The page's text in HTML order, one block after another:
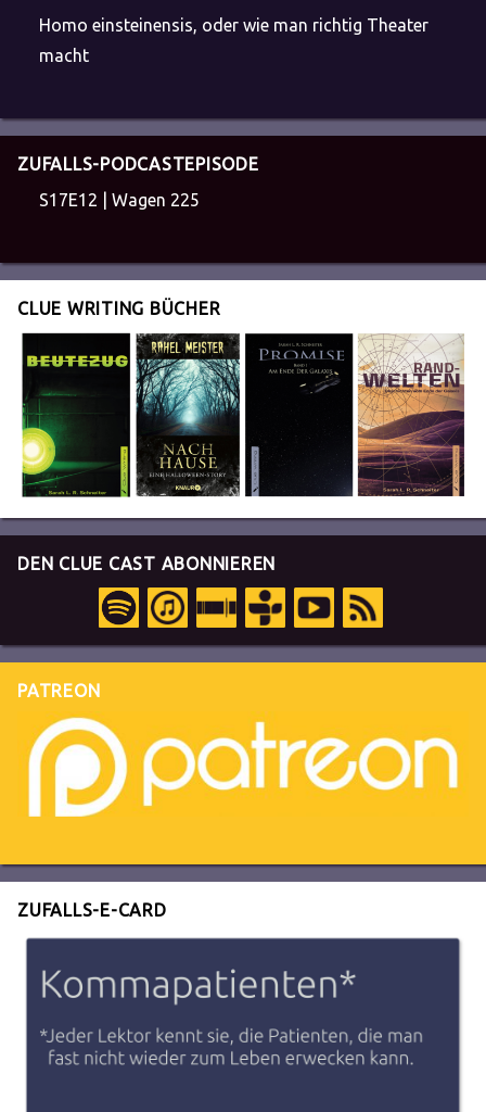
Homo einsteinensis, oder wie man richtig Theater
macht
ZUFALLS-PODCASTEPISODE
S17E12 | Wagen 225
CLUE WRITING BÜCHER
DEN CLUE CAST ABONNIEREN
PATREON
ZUFALLS-E-CARD